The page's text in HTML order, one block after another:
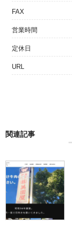
FAX
営業時間
定休日
URL
関連記事